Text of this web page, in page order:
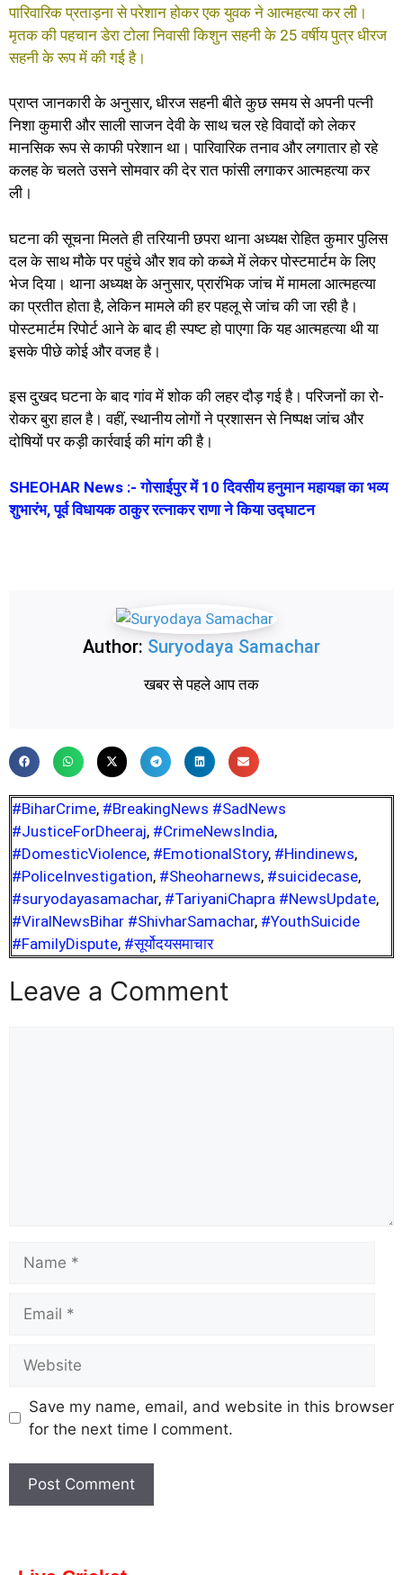
पारिवारिक प्रताड़ना से परेशान होकर एक युवक ने आत्महत्या कर ली।
मृतक की पहचान डेरा टोला निवासी किशुन सहनी के 25 वर्षीय पुत्र धीरज
सहनी के रूप में की गई है।
प्राप्त जानकारी के अनुसार, धीरज सहनी बीते कुछ समय से अपनी पत्नी
निशा कुमारी और साली साजन देवी के साथ चल रहे विवादों को लेकर
मानसिक रूप से काफी परेशान था। पारिवारिक तनाव और लगातार हो रहे
कलह के चलते उसने सोमवार की देर रात फांसी लगाकर आत्महत्या कर
ली।
घटना की सूचना मिलते ही तरियानी छपरा थाना अध्यक्ष रोहित कुमार पुलिस
दल के साथ मौके पर पहुंचे और शव को कब्जे में लेकर पोस्टमार्टम के लिए
भेज दिया। थाना अध्यक्ष के अनुसार, प्रारंभिक जांच में मामला आत्महत्या
का प्रतीत होता है, लेकिन मामले की हर पहलू से जांच की जा रही है।
पोस्टमार्टम रिपोर्ट आने के बाद ही स्पष्ट हो पाएगा कि यह आत्महत्या थी या
इसके पीछे कोई और वजह है।
इस दुखद घटना के बाद गांव में शोक की लहर दौड़ गई है। परिजनों का रो-
रोकर बुरा हाल है। वहीं, स्थानीय लोगों ने प्रशासन से निष्पक्ष जांच और
दोषियों पर कड़ी कार्रवाई की मांग की है।
SHEOHAR News :- गोसाईपुर में 10 दिवसीय हनुमान महायज्ञ का भव्य
शुभारंभ, पूर्व विधायक ठाकुर रत्नाकर राणा ने किया उद्घाटन
Author: Suryodaya Samachar
खबर से पहले आप तक
#BiharCrime, #BreakingNews #SadNews
#JusticeForDheeraj, #CrimeNewsIndia,
#DomesticViolence, #EmotionalStory, #Hindinews,
#PoliceInvestigation, #Sheoharnews, #suicidecase,
#suryodayasamachar, #TariyaniChapra #NewsUpdate,
#ViralNewsBihar #ShivharSamachar, #YouthSuicide
#FamilyDispute, #सूर्योदयसमाचार
Leave a Comment
Save my name, email, and website in this browser
for the next time I comment.